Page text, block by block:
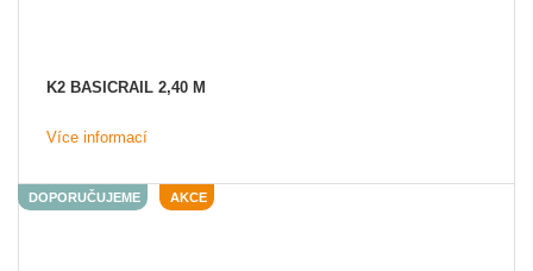
K2 BASICRAIL 2,40 M
Více informací
DOPORUČUJEME AKCE